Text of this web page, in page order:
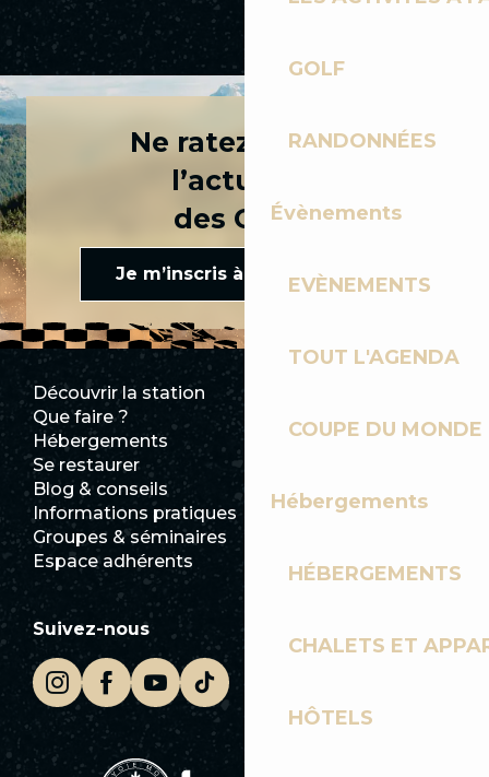
GOLF
RANDONNÉES
Évènements
EVÈNEMENTS
TOUT L'AGENDA
COUPE DU
Hébergements
HÉBERGEMENTS
CHALETS ET
HÔTELS
TOUR DU MONT-CHERY
Ne ratez rien de
l’actualité
des Gets !
Je m’inscris à la newsletter
Découvrir la station
Que faire ?
Hébergements
Se restaurer
Blog & conseils
Informations pratiques
Groupes & séminaires
Espace adhérents
Club Les Gets
Documentation
Ecotourisme
Mairie
Les Gets Tourisme
Suivez-nous